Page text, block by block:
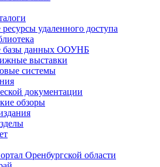
удаленного доступа
базы данных ООУНБ
выставки
системы
документации
обзоры
Оренбургской области